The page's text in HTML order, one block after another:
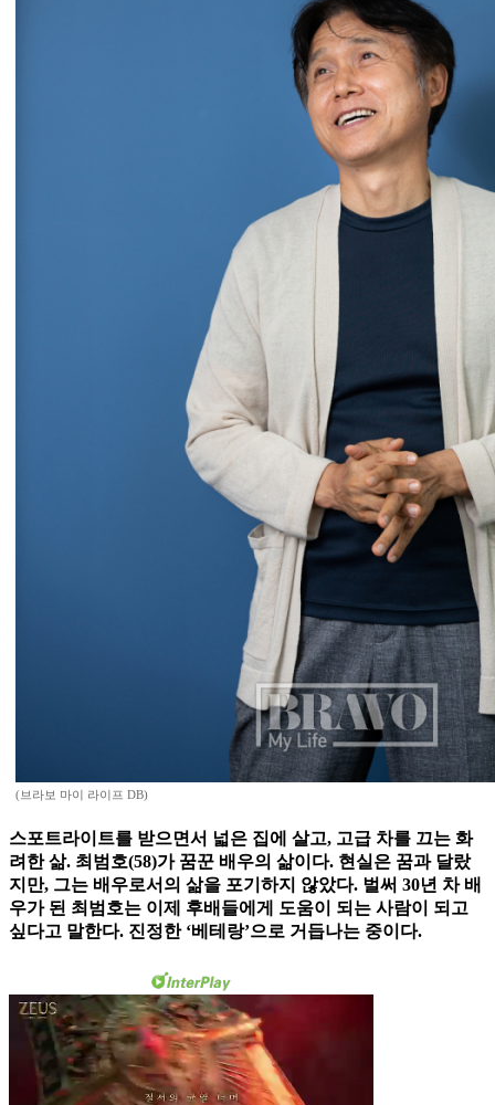
(브라보 마이 라이프 DB)
스포트라이트를 받으면서 넓은 집에 살고, 고급 차를 끄는 화
려한 삶. 최범호(58)가 꿈꾼 배우의 삶이다. 현실은 꿈과 달랐
지만, 그는 배우로서의 삶을 포기하지 않았다. 벌써 30년 차 배
우가 된 최범호는 이제 후배들에게 도움이 되는 사람이 되고
싶다고 말한다. 진정한 ‘베테랑’으로 거듭나는 중이다.